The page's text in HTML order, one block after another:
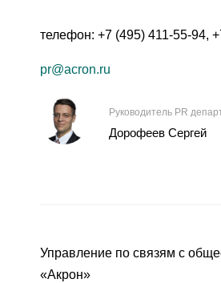
телефон: +7 (495) 411-55-94,
pr@acron.ru
Руководитель PR
Дорофеев Сергей
Управление по связям с
«Акрон»